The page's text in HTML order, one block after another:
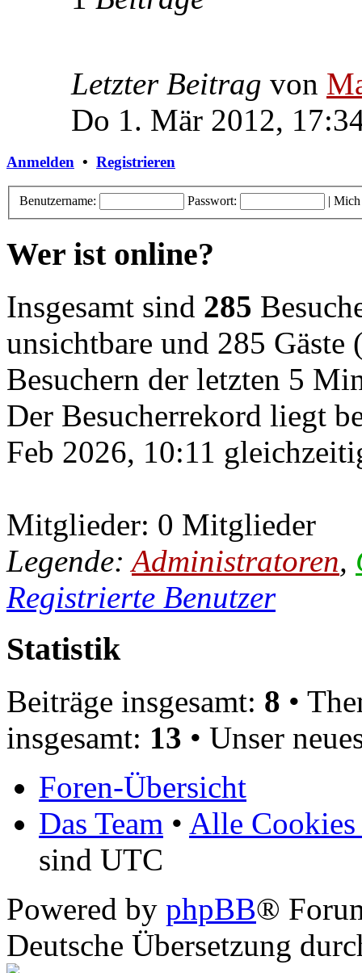
Letzter Beitrag von
Do 1. Mär 2012,
Anmelden • Registrieren
Benutzername: Passwort: | Mich
Wer ist online?
Insgesamt sind 285
unsichtbare und 285 Gäste
Besuchern der letzten 5
Der Besucherrekord liegt
Feb 2026, 10:11
Mitglieder: 0 Mitglieder
Legende: Administratoren,
Registrierte Benutzer
Statistik
Beiträge insgesamt: 8 •
insgesamt: 13 • Unser
Foren-Übersicht
Das Team • Alle Cookies
sind UTC
Powered by phpBB®
Deutsche Übersetzung